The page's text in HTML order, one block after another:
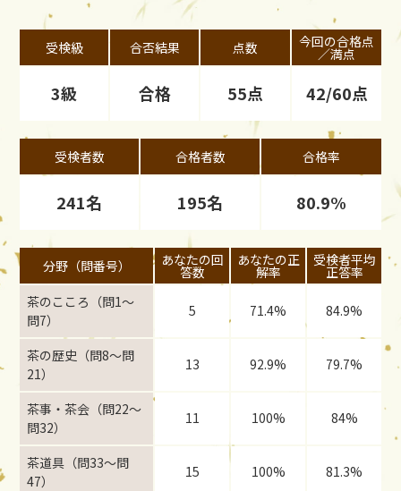
受検級 合否結果 点数 今回の合格点
／満点
3級 合格 55点 42/60点
受検者数 合格者数 合格率
241名 195名 80.9%
分野（問番号） あなたの回
答数
あなたの正
解率
受検者平均
正答率
茶のこころ（問1〜
問7）
5 71.4% 84.9%
茶の歴史（問8〜問
21）
13 92.9% 79.7%
茶事・茶会（問22〜
問32）
11 100% 84%
茶道具（問33〜問
47）
15 100% 81.3%